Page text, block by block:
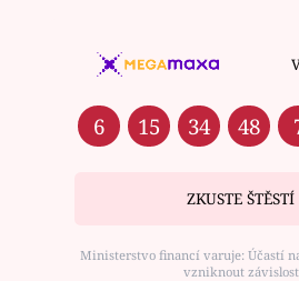
6 15 34 48
ZKUSTE ŠTĚSTÍ
Ministerstvo financí varuje: Účastí
vzniknout